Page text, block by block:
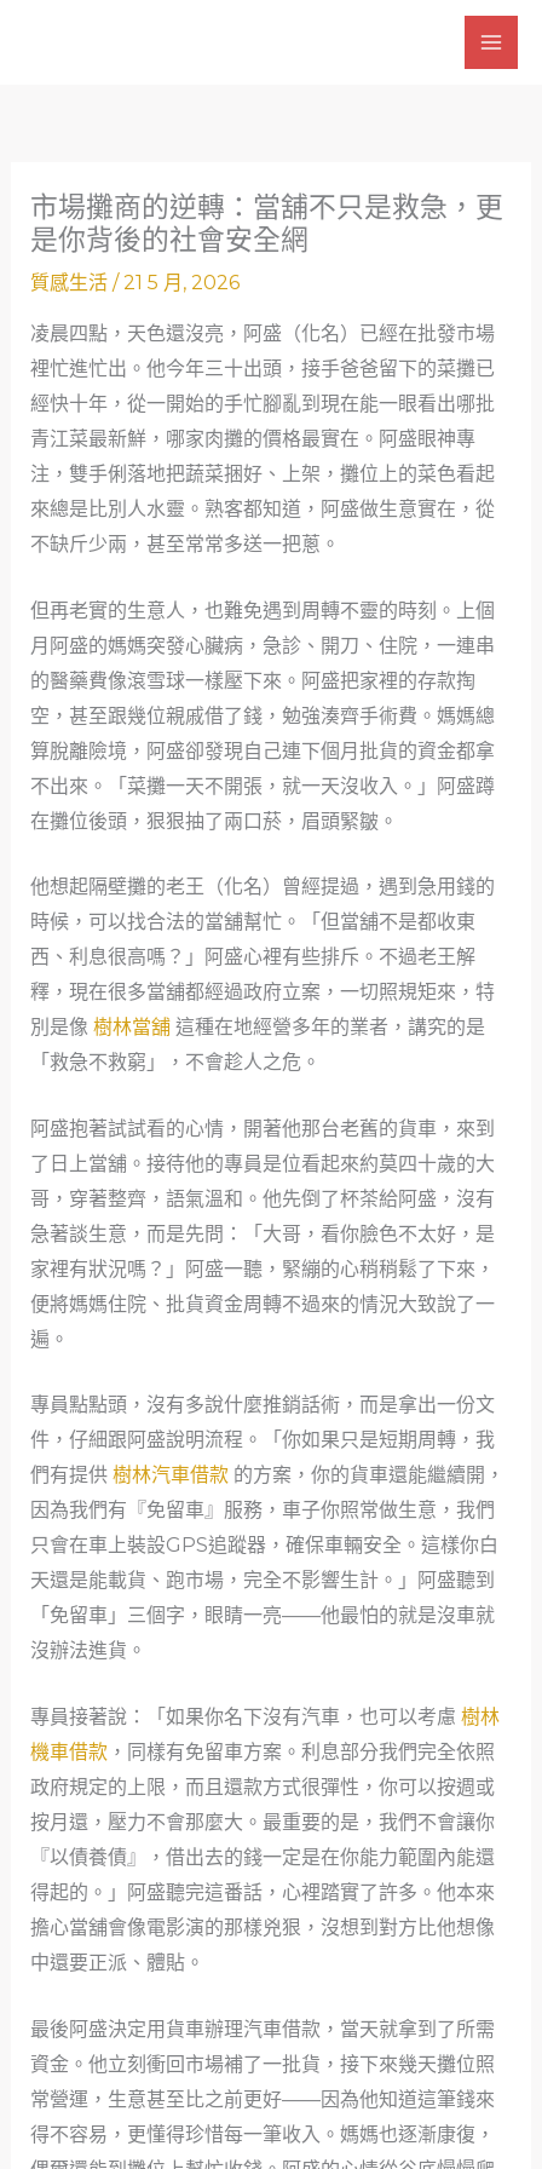
市場攤商的逆轉：當舖不只是救急，更
是你背後的社會安全網
質感生活/21 5 月, 2026
凌晨四點，天色還沒亮，阿盛（化名）已經在批發市場
裡忙進忙出。他今年三十出頭，接手爸爸留下的菜攤已
經快十年，從一開始的手忙腳亂到現在能一眼看出哪批
青江菜最新鮮，哪家肉攤的價格最實在。阿盛眼神專
注，雙手俐落地把蔬菜捆好、上架，攤位上的菜色看起
來總是比別人水靈。熟客都知道，阿盛做生意實在，從
不缺斤少兩，甚至常常多送一把蔥。
但再老實的生意人，也難免遇到周轉不靈的時刻。上個
月阿盛的媽媽突發心臟病，急診、開刀、住院，一連串
的醫藥費像滾雪球一樣壓下來。阿盛把家裡的存款掏
空，甚至跟幾位親戚借了錢，勉強湊齊手術費。媽媽總
算脫離險境，阿盛卻發現自己連下個月批貨的資金都拿
不出來。「菜攤一天不開張，就一天沒收入。」阿盛蹲
在攤位後頭，狠狠抽了兩口菸，眉頭緊皺。
他想起隔壁攤的老王（化名）曾經提過，遇到急用錢的
時候，可以找合法的當舖幫忙。「但當舖不是都收東
西、利息很高嗎？」阿盛心裡有些排斥。不過老王解
釋，現在很多當舖都經過政府立案，一切照規矩來，特
別是像 樹林當舖這種在地經營多年的業者，講究的是
「救急不救窮」，不會趁人之危。
阿盛抱著試試看的心情，開著他那台老舊的貨車，來到
了日上當舖。接待他的專員是位看起來約莫四十歲的大
哥，穿著整齊，語氣溫和。他先倒了杯茶給阿盛，沒有
急著談生意，而是先問：「大哥，看你臉色不太好，是
家裡有狀況嗎？」阿盛一聽，緊繃的心稍稍鬆了下來，
便將媽媽住院、批貨資金周轉不過來的情況大致說了一
遍。
專員點點頭，沒有多說什麼推銷話術，而是拿出一份文
件，仔細跟阿盛說明流程。「你如果只是短期周轉，我
們有提供 樹林汽車借款的方案，你的貨車還能繼續開，
因為我們有『免留車』服務，車子你照常做生意，我們
只會在車上裝設GPS追蹤器，確保車輛安全。這樣你白
天還是能載貨、跑市場，完全不影響生計。」阿盛聽到
「免留車」三個字，眼睛一亮——他最怕的就是沒車就
沒辦法進貨。
專員接著說：「如果你名下沒有汽車，也可以考慮 樹林
機車借款，同樣有免留車方案。利息部分我們完全依照
政府規定的上限，而且還款方式很彈性，你可以按週或
按月還，壓力不會那麼大。最重要的是，我們不會讓你
『以債養債』，借出去的錢一定是在你能力範圍內能還
得起的。」阿盛聽完這番話，心裡踏實了許多。他本來
擔心當舖會像電影演的那樣兇狠，沒想到對方比他想像
中還要正派、體貼。
最後阿盛決定用貨車辦理汽車借款，當天就拿到了所需
資金。他立刻衝回市場補了一批貨，接下來幾天攤位照
常營運，生意甚至比之前更好——因為他知道這筆錢來
得不容易，更懂得珍惜每一筆收入。媽媽也逐漸康復，